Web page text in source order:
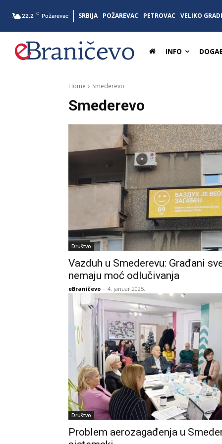
22.2 C Požarevac SRBIJA POŽAREVAC PETROVAC VELIKO
INFO
Home Smederevo
Smederevo
Društvo
Vazduh u Smederevu: Građani
nemaju moć odlučivanja
eBraničevo - 4. januar 2025.
Društvo
Problem aerozagađenja u